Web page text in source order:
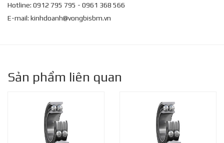
Hotline: 0912 795 795 - 0961 368 566
E-mail: kinhdoanh@vongbisbm.vn
Sản phẩm liên quan